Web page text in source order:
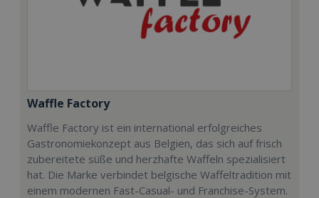
Waffle Factory
Waffle Factory ist ein international erfolgreiches
Gastronomiekonzept aus Belgien, das sich auf frisch
zubereitete süße und herzhafte Waffeln spezialisiert
hat. Die Marke verbindet belgische Waffeltradition mit
einem modernen Fast-Casual- und Franchise-System.